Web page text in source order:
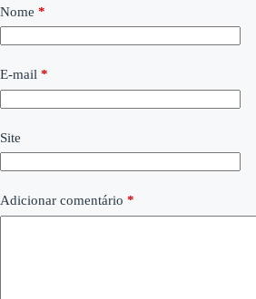
Nome *
E-mail *
Site
Adicionar comentário *